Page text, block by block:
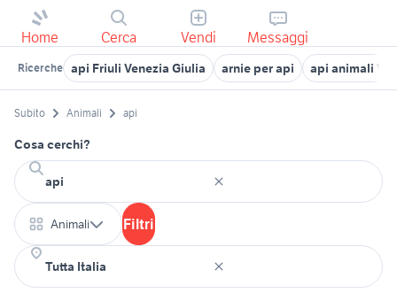
Home Cerca Vendi Messaggi
Ricerche api Friuli Venezia Giulia arnie per api api animali
Subito Animali api
Cosa cerchi?
Animali Filtri